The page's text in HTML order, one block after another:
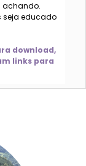
achando.
seja educado
download,
links para